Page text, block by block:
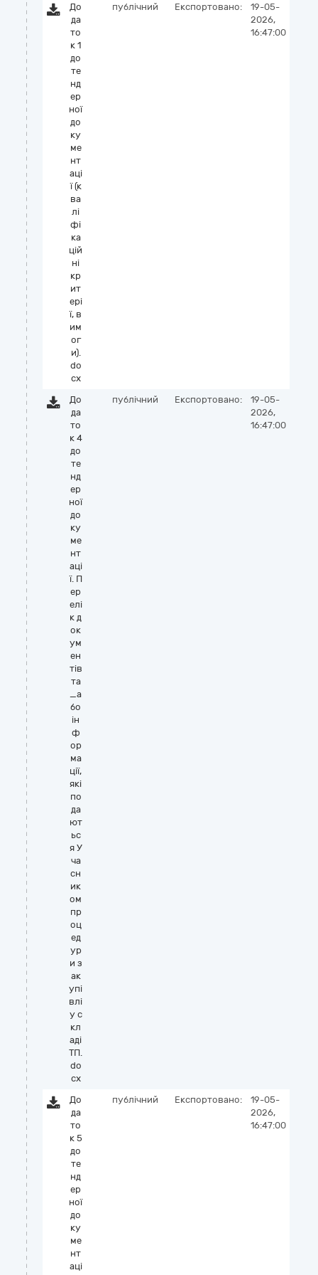
До
да
то
к 1
до
те
нд
ер
ної
до
ку
ме
нт
аці
ї (к
ва
лі
фі
ка
цій
ні
кр
ит
ері
ї, в
им
ог
и).
do
cx
публічний Експортовано:
19-05-
2026,
16:47:00
До
да
то
к 4
до
те
нд
ер
ної
до
ку
ме
нт
аці
ї. П
ер
елі
к д
ок
ум
ен
тів
та
_а
бо
ін
ф
ор
ма
ції,
які
по
да
ют
ьс
я У
ча
сн
ик
ом
пр
оц
ед
ур
и з
ак
упі
влі
у с
кл
аді
ТП.
do
cx
публічний Експортовано:
19-05-
2026,
16:47:00
До
да
то
к 5
до
те
нд
ер
ної
до
ку
ме
нт
аці
публічний Експортовано:
19-05-
2026,
16:47:00